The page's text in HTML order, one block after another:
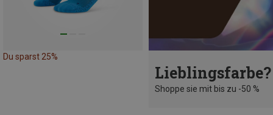
Du sparst 25%
Lieblingsfarbe?
Shoppe sie mit bis zu -50 %